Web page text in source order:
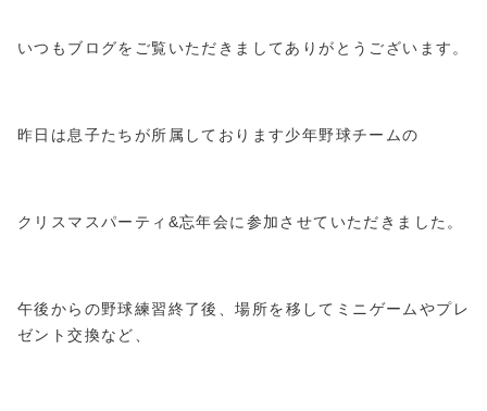
いつもブログをご覧いただきましてありがとうございます。
昨日は息子たちが所属しております少年野球チームの
クリスマスパーティ&忘年会に参加させていただきました。
午後からの野球練習終了後、場所を移してミニゲームやプレ
ゼント交換など、